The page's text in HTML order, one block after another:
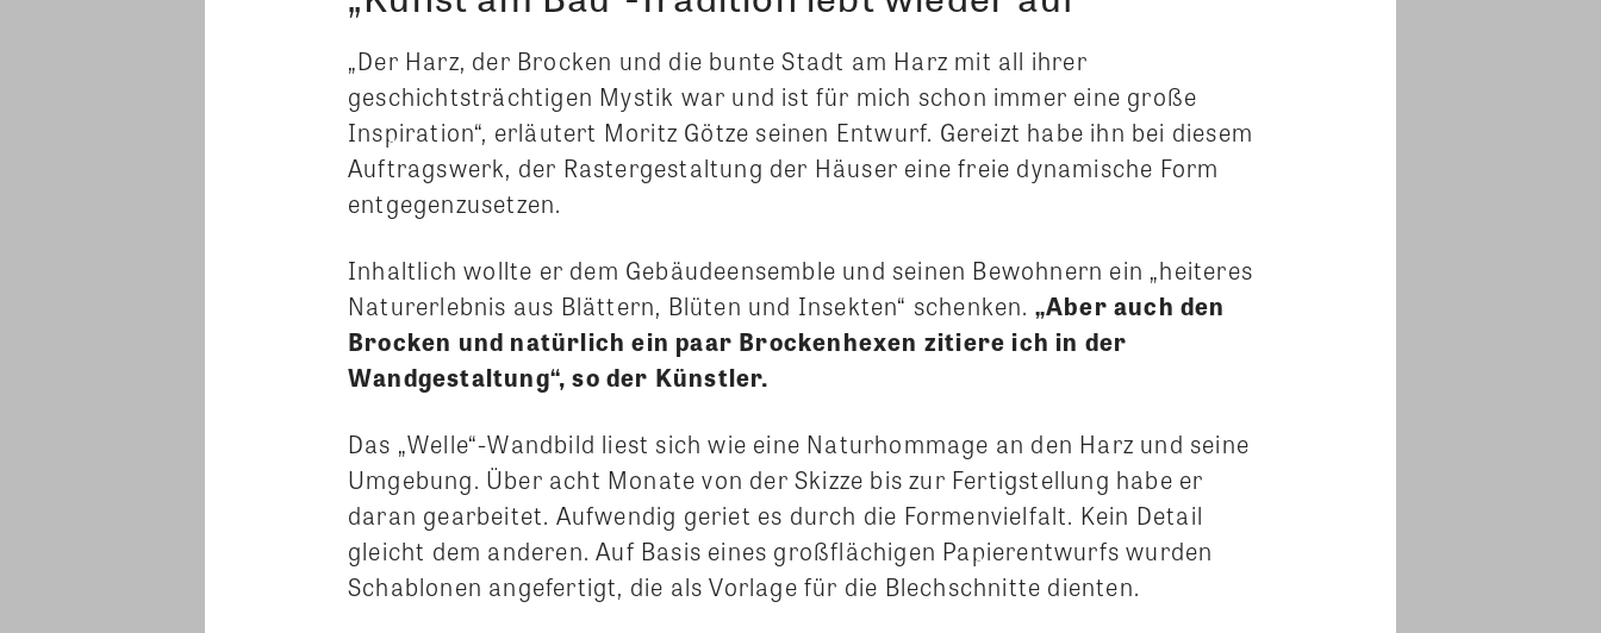
„Der Harz, der Brocken und die bunte Stadt am Harz mit all ihrer
geschichtsträchtigen Mystik war und ist für mich schon immer eine große
Inspiration“, erläutert Moritz Götze seinen Entwurf. Gereizt habe ihn bei diesem
Auftragswerk, der Rastergestaltung der Häuser eine freie dynamische Form
entgegenzusetzen.
Inhaltlich wollte er dem Gebäudeensemble und seinen Bewohnern ein „heiteres
Naturerlebnis aus Blättern, Blüten und Insekten“ schenken. „Aber auch den
Brocken und natürlich ein paar Brockenhexen zitiere ich in der
Wandgestaltung“, so der Künstler.
Das „Welle“-Wandbild liest sich wie eine Naturhommage an den Harz und seine
Umgebung. Über acht Monate von der Skizze bis zur Fertigstellung habe er
daran gearbeitet. Aufwendig geriet es durch die Formenvielfalt. Kein Detail
gleicht dem anderen. Auf Basis eines großflächigen Papierentwurfs wurden
Schablonen angefertigt, die als Vorlage für die Blechschnitte dienten.